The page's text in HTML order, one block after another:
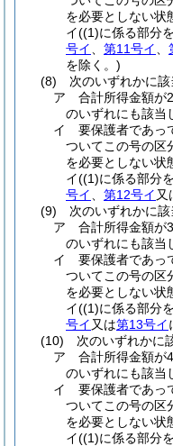
を必要としない状
イ((1)に係る部分
号イ
第11号イ
を除く。)
(8)
次のいずれかに
ア
合計所得金額が
のいずれにも該当
イ
要保護者であっ
ついてこの号の区
を必要としない状
イ((1)に係る部分
号イ
第12号イ 又
(9)
次のいずれかに
ア
合計所得金額が
のいずれにも該当
イ
要保護者であっ
ついてこの号の区
を必要としない状
イ((1)に係る部分
号イ 又は第13号イ
(10)
次のいずれか
ア
合計所得金額が
のいずれにも該当
イ
要保護者であっ
ついてこの号の区
を必要としない状
イ((1)に係る部分